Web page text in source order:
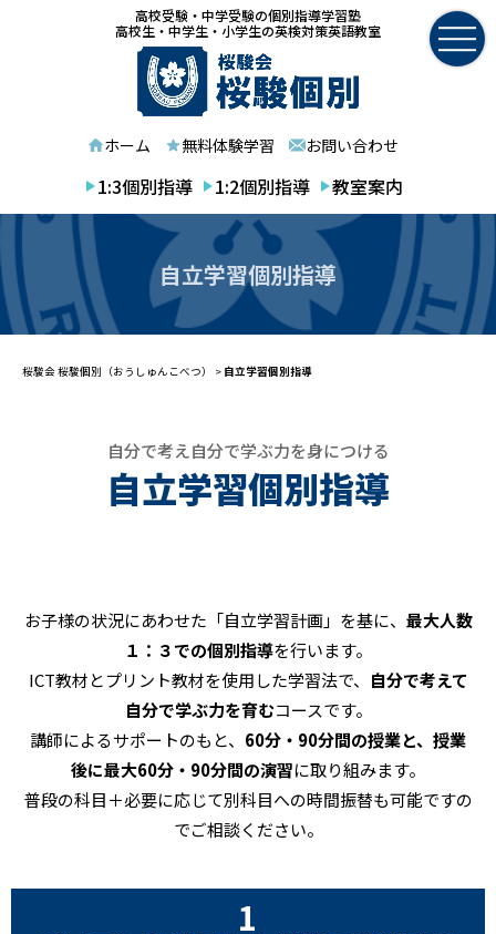
高校受験・中学受験の個別指導学習塾
高校生・中学生・小学生の英検対策英語教室
ホーム 無料体験学習 お問い合わせ
1:3個別指導 1:2個別指導 教室案内
自立学習個別指導
桜駿会 桜駿個別（おうしゅんこべつ） > 自立学習個別指導
自分で考え自分で学ぶ力を身につける
自立学習個別指導
お子様の状況にあわせた「自立学習計画」を基に、 最大人数
１：３での個別指導を行います。
ICT教材とプリント教材を使用した学習法で、 自分で考えて
自分で学ぶ力を育むコースです。
講師によるサポートのもと、 60分・90分間の授業と、授業
後に最大60分・90分間の演習に取り組みます。
普段の科目＋必要に応じて別科目への時間振替も可能ですの
でご相談ください。
1